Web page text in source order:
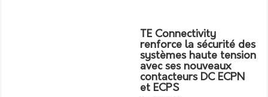
TE Connectivity
renforce la sécurité des
systèmes haute tension
avec ses nouveaux
contacteurs DC ECPN
et ECPS